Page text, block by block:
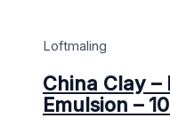
Loftmaling
China Clay –
Emulsion –